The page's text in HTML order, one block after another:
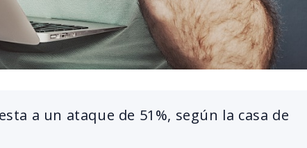
a un ataque de 51%, según la casa de